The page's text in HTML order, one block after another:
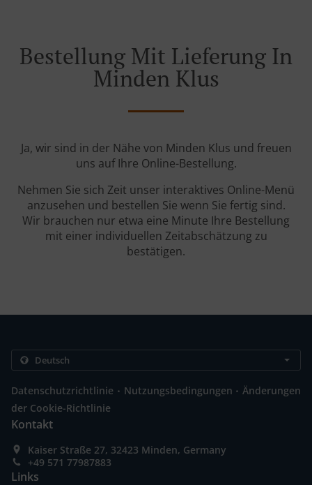
Bestellung Mit Lieferung In
Minden Klus
Ja, wir sind in der Nähe von Minden Klus und freuen
uns auf Ihre Online-Bestellung.
Nehmen Sie sich Zeit unser interaktives Online-Menü
anzusehen und bestellen Sie wenn Sie fertig sind.
Wir brauchen nur etwa eine Minute Ihre Bestellung
mit einer individuellen Zeitabschätzung zu
bestätigen.
Datenschutzrichtlinie . Nutzungsbedingungen . Änderungen
der Cookie-Richtlinie
Kontakt
Kaiser Straße 27, 32423 Minden, Germany
+49 571 77987883
Links